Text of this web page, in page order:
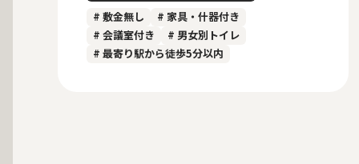
# 敷金無し
# 家具・什器付き
# 会議室付き
# 男女別トイレ
# 最寄り駅から徒歩5分以内